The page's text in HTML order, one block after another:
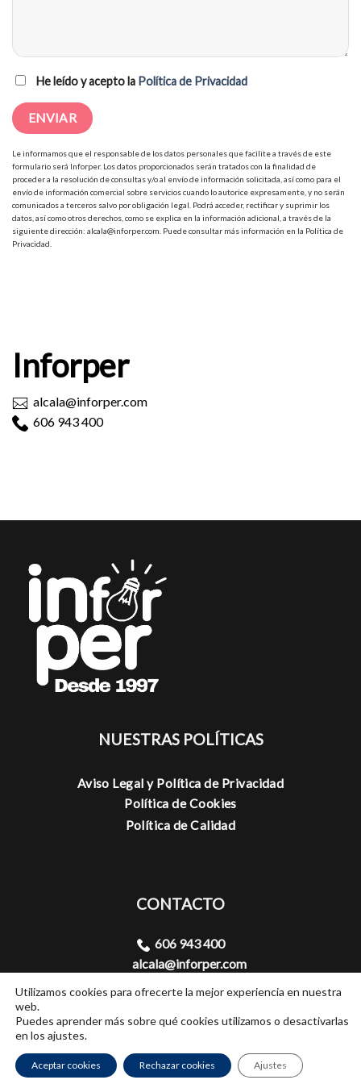
He leído y acepto la Política de Privacidad
Le informamos que el responsable de los datos personales que facilite a través de este
formulario será Inforper. Los datos proporcionados serán tratados con la finalidad de
proceder a la resolución de consultas y/o al envío de información solicitada, así como para el
envío de información comercial sobre servicios cuando lo autorice expresamente, y no serán
comunicados a terceros salvo por obligación legal. Podrá acceder, rectificar y suprimir los
datos, así como otros derechos, como se explica en la información adicional, a través de la
siguiente dirección: alcala@inforper.com. Puede consultar más información en la Política de
Privacidad.
Inforper
alcala@inforper.com
606 943 400
NUESTRAS POLÍTICAS
Aviso Legal y Política de Privacidad
Política de Cookies
Política de Calidad
CONTACTO
606 943 400
alcala@inforper.com
Inforper 2026 © Desarrollo web realizado porCarlosSoto.es
Utilizamos cookies para ofrecerte la mejor experiencia en nuestra
web.
Puedes aprender más sobre qué cookies utilizamos o desactivarlas
en los ajustes.
Aceptar cookies Rechazar cookies Ajustes